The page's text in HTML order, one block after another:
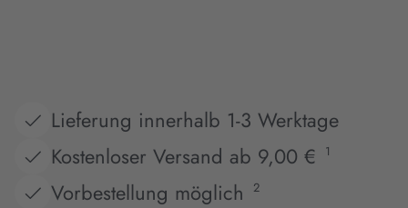
Lieferung innerhalb 1-3 Werktage
Kostenloser Versand ab 9,00 €
1
Vorbestellung möglich 2